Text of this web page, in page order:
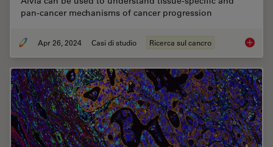
pan-cancer mechanisms of cancer progression
Apr 26, 2024 Casi di studio Ricerca sul cancro A